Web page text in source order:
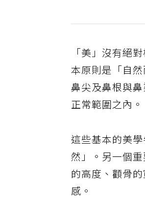
「美」沒有絕
本原則是「自
鼻尖及鼻根與
正常範圍之內。
這些基本的美
然」。另一個
的高度、顴骨
感。